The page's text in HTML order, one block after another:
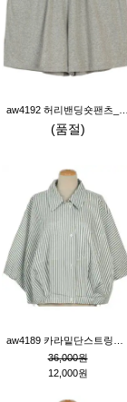
(품절)
36,000원
12,000원